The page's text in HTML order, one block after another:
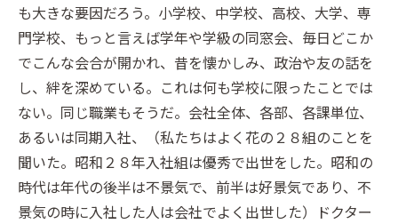
も大きな要因だろう。小学校、中学校、高校、大学、専
門学校、もっと言えば学年や学級の同窓会、毎日どこか
でこんな会合が開かれ、昔を懐かしみ、政治や友の話を
し、絆を深めている。これは何も学校に限ったことでは
ない。同じ職業もそうだ。会社全体、各部、各課単位、
あるいは同期入社、（私たちはよく花の２８組のことを
聞いた。昭和２８年入社組は優秀で出世をした。昭和の
時代は年代の後半は不景気で、前半は好景気であり、不
景気の時に入社した人は会社でよく出世した）ドクター